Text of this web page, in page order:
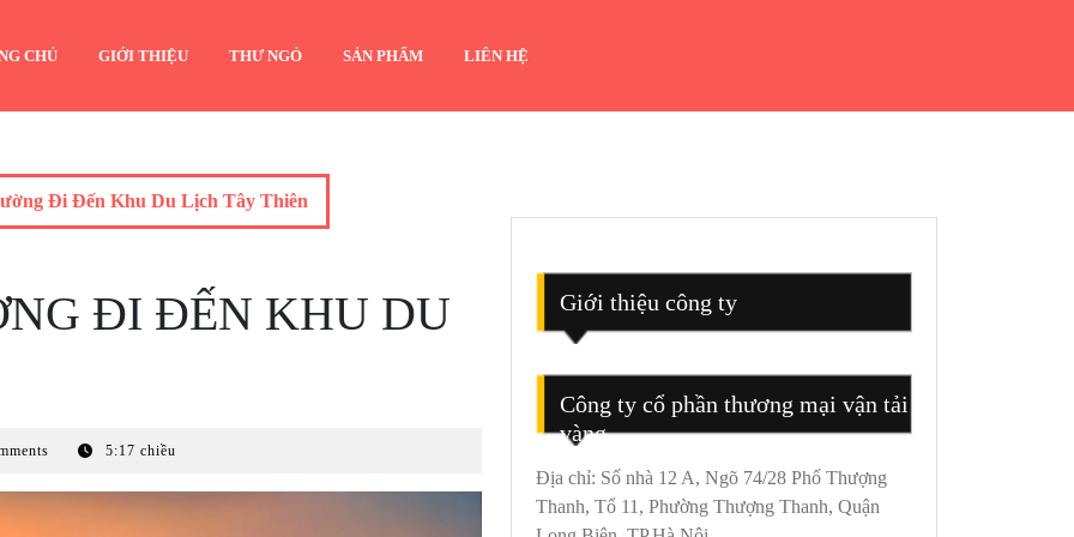
CHỦ GIỚI THIỆU THƯ NGỎ SẢN PHẨM LIÊN HỆ
Đi Đến Khu Du Lịch Tây Thiên
ĐI ĐẾN KHU DU
5:17 chiều
Giới thiệu công ty
Công ty cổ phần thương mại vận tải
vàng
Địa chỉ: Số nhà 12 A, Ngõ 74/28 Phố Thượng
Thanh, Tổ 11, Phường Thượng Thanh, Quận